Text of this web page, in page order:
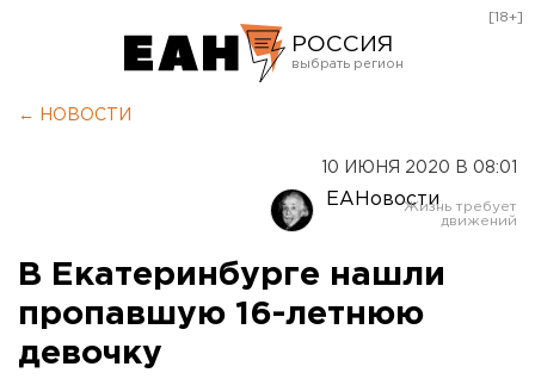
РОССИЯ
Оренбург
[18+]
← НОВОСТИ
10 ИЮНЯ 2020 В 08:01
ЕАНовости
В Екатеринбурге нашли
пропавшую 16-летнюю
девочку